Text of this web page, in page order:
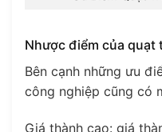
Nhược điểm của quạt
Bên cạnh những ưu
công nghiệp cũng có
Giá thành cao: giá